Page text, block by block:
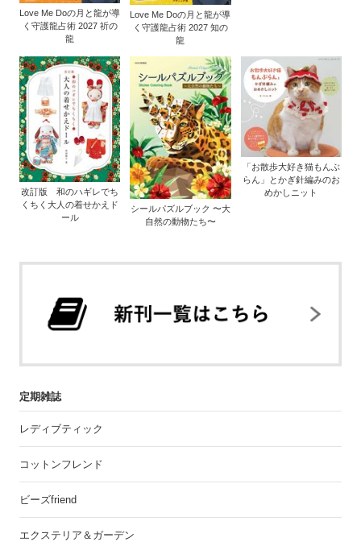
Love Me Doの月と龍が導
く守護龍占術 2027 祈の
龍
Love Me Doの月と龍が導
く守護龍占術 2027 知の
龍
改訂版 和のハギレでち
くちく大人の着せかえド
ール
シールパズルブック 〜大
自然の動物たち〜
「お散歩大好き猫もんぶ
らん」とかぎ針編みのお
めかしニット
定期雑誌
レディブティック
コットンフレンド
ビーズfriend
エクステリア＆ガーデン